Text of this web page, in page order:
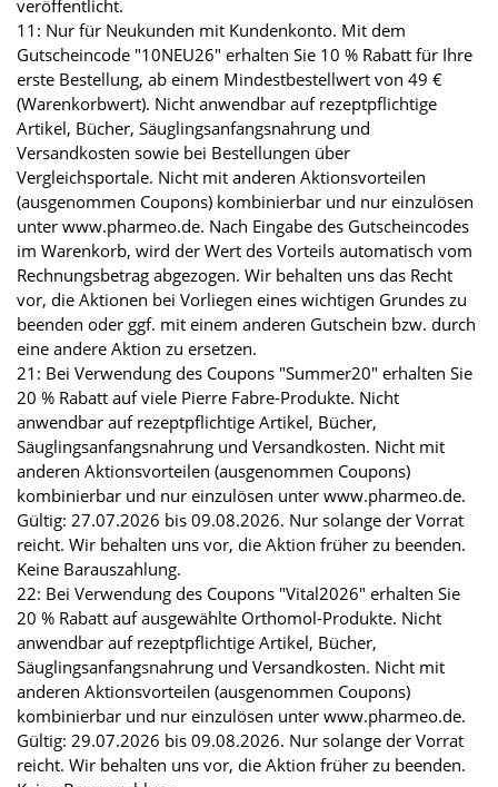
veröffentlicht.
11: Nur für Neukunden mit Kundenkonto. Mit dem
Gutscheincode "10NEU26" erhalten Sie 10 % Rabatt für Ihre
erste Bestellung, ab einem Mindestbestellwert von 49 €
(Warenkorbwert). Nicht anwendbar auf rezeptpflichtige
Artikel, Bücher, Säuglingsanfangsnahrung und
Versandkosten sowie bei Bestellungen über
Vergleichsportale. Nicht mit anderen Aktionsvorteilen
(ausgenommen Coupons) kombinierbar und nur einzulösen
unter www.pharmeo.de. Nach Eingabe des Gutscheincodes
im Warenkorb, wird der Wert des Vorteils automatisch vom
Rechnungsbetrag abgezogen. Wir behalten uns das Recht
vor, die Aktionen bei Vorliegen eines wichtigen Grundes zu
beenden oder ggf. mit einem anderen Gutschein bzw. durch
eine andere Aktion zu ersetzen.
21: Bei Verwendung des Coupons "Summer20" erhalten Sie
20 % Rabatt auf viele Pierre Fabre-Produkte. Nicht
anwendbar auf rezeptpflichtige Artikel, Bücher,
Säuglingsanfangsnahrung und Versandkosten. Nicht mit
anderen Aktionsvorteilen (ausgenommen Coupons)
kombinierbar und nur einzulösen unter www.pharmeo.de.
Gültig: 27.07.2026 bis 09.08.2026. Nur solange der Vorrat
reicht. Wir behalten uns vor, die Aktion früher zu beenden.
Keine Barauszahlung.
22: Bei Verwendung des Coupons "Vital2026" erhalten Sie
20 % Rabatt auf ausgewählte Orthomol-Produkte. Nicht
anwendbar auf rezeptpflichtige Artikel, Bücher,
Säuglingsanfangsnahrung und Versandkosten. Nicht mit
anderen Aktionsvorteilen (ausgenommen Coupons)
kombinierbar und nur einzulösen unter www.pharmeo.de.
Gültig: 29.07.2026 bis 09.08.2026. Nur solange der Vorrat
reicht. Wir behalten uns vor, die Aktion früher zu beenden.